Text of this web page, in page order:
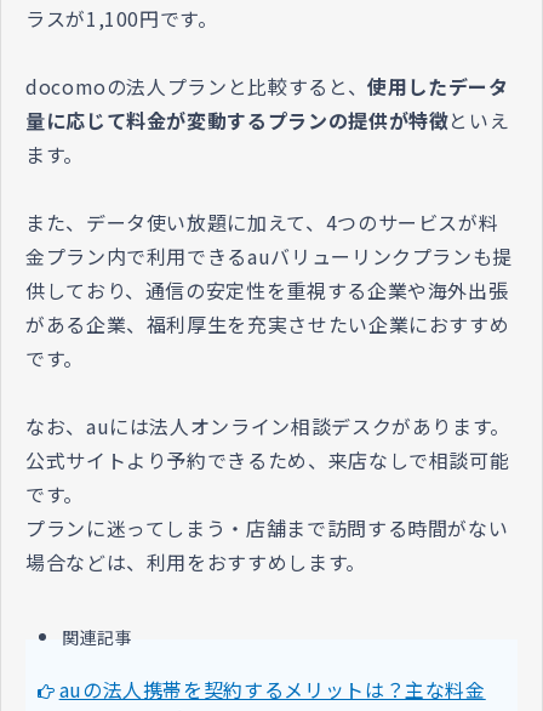
ラスが1,100円です。
docomoの法人プランと比較すると、使用したデータ
量に応じて料金が変動するプランの提供が特徴といえ
ます。
また、データ使い放題に加えて、4つのサービスが料
金プラン内で利用できるauバリューリンクプランも提
供しており、通信の安定性を重視する企業や海外出張
がある企業、福利厚生を充実させたい企業におすすめ
です。
なお、auには法人オンライン相談デスクがあります。
公式サイトより予約できるため、来店なしで相談可能
です。
プランに迷ってしまう・店舗まで訪問する時間がない
場合などは、利用をおすすめします。
関連記事
auの法人携帯を契約するメリットは？主な料金